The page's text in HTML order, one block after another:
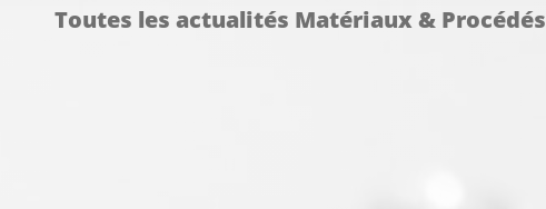
Toutes les actualités Matériaux & Procédés